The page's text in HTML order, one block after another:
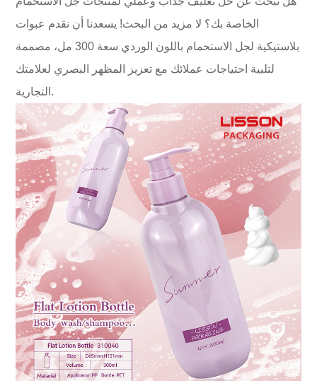
الخاصة بك؟ لا مزيد من البحث! يسعدنا أن نقدم عبوات
بلاستيكية لجل الاستحمام باللون الوردي سعة 300 مل، مصممة
لتلبية احتياجات عملائك مع تعزيز المظهر البصري لعلامتك
التجارية.